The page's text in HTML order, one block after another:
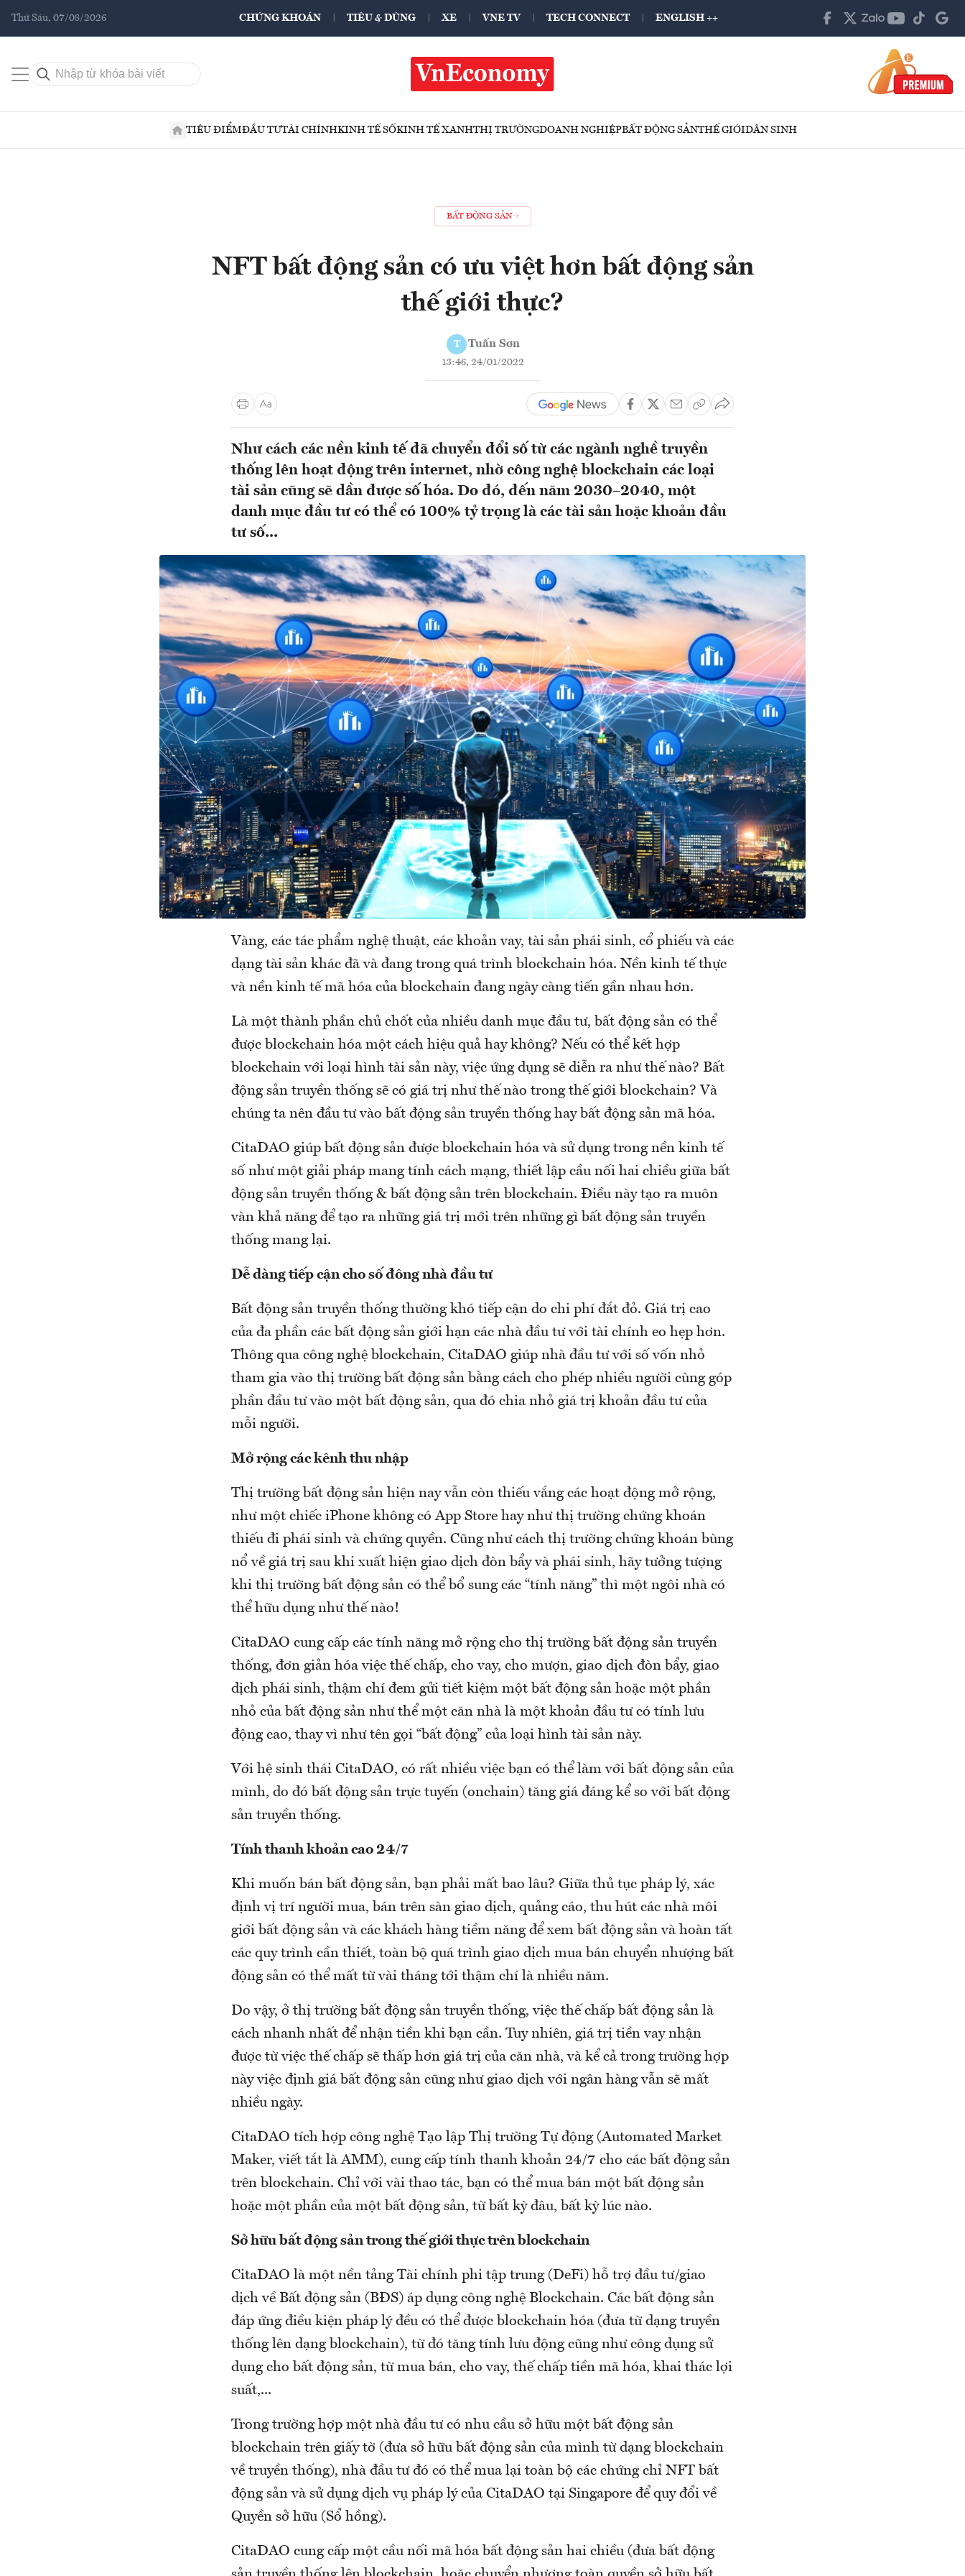
Thứ Sáu, 07/08/2026 CHỨNG KHOÁN TIÊU & DÙNG XE VNE TV TECH CONNECT ENGLISH ++
TIÊU ĐIỂMĐẦU TƯTÀI CHÍNHKINH TẾ SỐKINH TẾ XANHTHỊ TRƯỜNGDOANH NGHIỆPBẤT ĐỘNG SẢNTHẾ GIỚIDÂN SINH
BẤT ĐỘNG SẢN
NFT bất động sản có ưu việt hơn bất động sản
thế giới thực?
T Tuấn Sơn
13:46, 24/01/2022
Như cách các nền kinh tế đã chuyển đổi số từ các ngành nghề truyền
thống lên hoạt động trên internet, nhờ công nghệ blockchain các loại
tài sản cũng sẽ dần được số hóa. Do đó, đến năm 2030–2040, một
danh mục đầu tư có thể có 100% tỷ trọng là các tài sản hoặc khoản đầu
tư số...
Vàng, các tác phẩm nghệ thuật, các khoản vay, tài sản phái sinh, cổ phiếu và các
dạng tài sản khác đã và đang trong quá trình blockchain hóa. Nền kinh tế thực
và nền kinh tế mã hóa của blockchain đang ngày càng tiến gần nhau hơn.
Là một thành phần chủ chốt của nhiều danh mục đầu tư, bất động sản có thể
được blockchain hóa một cách hiệu quả hay không? Nếu có thể kết hợp
blockchain với loại hình tài sản này, việc ứng dụng sẽ diễn ra như thế nào? Bất
động sản truyền thống sẽ có giá trị như thế nào trong thế giới blockchain? Và
chúng ta nên đầu tư vào bất động sản truyền thống hay bất động sản mã hóa.
CitaDAO giúp bất động sản được blockchain hóa và sử dụng trong nền kinh tế
số như một giải pháp mang tính cách mạng, thiết lập cầu nối hai chiều giữa bất
động sản truyền thống & bất động sản trên blockchain. Điều này tạo ra muôn
vàn khả năng để tạo ra những giá trị mới trên những gì bất động sản truyền
thống mang lại.
Dễ dàng tiếp cận cho số đông nhà đầu tư
Bất động sản truyền thống thường khó tiếp cận do chi phí đắt đỏ. Giá trị cao
của đa phần các bất động sản giới hạn các nhà đầu tư với tài chính eo hẹp hơn.
Thông qua công nghệ blockchain, CitaDAO giúp nhà đầu tư với số vốn nhỏ
tham gia vào thị trường bất động sản bằng cách cho phép nhiều người cùng góp
phần đầu tư vào một bất động sản, qua đó chia nhỏ giá trị khoản đầu tư của
mỗi người.
Mở rộng các kênh thu nhập
Thị trường bất động sản hiện nay vẫn còn thiếu vắng các hoạt động mở rộng,
như một chiếc iPhone không có App Store hay như thị trường chứng khoán
thiếu đi phái sinh và chứng quyền. Cũng như cách thị trường chứng khoán bùng
nổ về giá trị sau khi xuất hiện giao dịch đòn bẩy và phái sinh, hãy tưởng tượng
khi thị trường bất động sản có thể bổ sung các “tính năng” thì một ngôi nhà có
thể hữu dụng như thế nào!
CitaDAO cung cấp các tính năng mở rộng cho thị trường bất động sản truyền
thống, đơn giản hóa việc thế chấp, cho vay, cho mượn, giao dịch đòn bẩy, giao
dịch phái sinh, thậm chí đem gửi tiết kiệm một bất động sản hoặc một phần
nhỏ của bất động sản như thể một căn nhà là một khoản đầu tư có tính lưu
động cao, thay vì như tên gọi “bất động” của loại hình tài sản này.
Với hệ sinh thái CitaDAO, có rất nhiều việc bạn có thể làm với bất động sản của
mình, do đó bất động sản trực tuyến (onchain) tăng giá đáng kể so với bất động
sản truyền thống.
Tính thanh khoản cao 24/7
Khi muốn bán bất động sản, bạn phải mất bao lâu? Giữa thủ tục pháp lý, xác
định vị trí người mua, bán trên sàn giao dịch, quảng cáo, thu hút các nhà môi
giới bất động sản và các khách hàng tiềm năng để xem bất động sản và hoàn tất
các quy trình cần thiết, toàn bộ quá trình giao dịch mua bán chuyển nhượng bất
động sản có thể mất từ vài tháng tới thậm chí là nhiều năm.
Do vậy, ở thị trường bất động sản truyền thống, việc thế chấp bất động sản là
cách nhanh nhất để nhận tiền khi bạn cần. Tuy nhiên, giá trị tiền vay nhận
được từ việc thế chấp sẽ thấp hơn giá trị của căn nhà, và kể cả trong trường hợp
này việc định giá bất động sản cũng như giao dịch với ngân hàng vẫn sẽ mất
nhiều ngày.
CitaDAO tích hợp công nghệ Tạo lập Thị trường Tự động (Automated Market
Maker, viết tắt là AMM), cung cấp tính thanh khoản 24/7 cho các bất động sản
trên blockchain. Chỉ với vài thao tác, bạn có thể mua bán một bất động sản
hoặc một phần của một bất động sản, từ bất kỳ đâu, bất kỳ lúc nào.
Sở hữu bất động sản trong thế giới thực trên blockchain
CitaDAO là một nền tảng Tài chính phi tập trung (DeFi) hỗ trợ đầu tư/giao
dịch về Bất động sản (BĐS) áp dụng công nghệ Blockchain. Các bất động sản
đáp ứng điều kiện pháp lý đều có thể được blockchain hóa (đưa từ dạng truyền
thống lên dạng blockchain), từ đó tăng tính lưu động cũng như công dụng sử
dụng cho bất động sản, từ mua bán, cho vay, thế chấp tiền mã hóa, khai thác lợi
suất,...
Trong trường hợp một nhà đầu tư có nhu cầu sở hữu một bất động sản
blockchain trên giấy tờ (đưa sở hữu bất động sản của mình từ dạng blockchain
về truyền thống), nhà đầu tư đó có thể mua lại toàn bộ các chứng chỉ NFT bất
động sản và sử dụng dịch vụ pháp lý của CitaDAO tại Singapore để quy đổi về
Quyền sở hữu (Sổ hồng).
CitaDAO cung cấp một cầu nối mã hóa bất động sản hai chiều (đưa bất động